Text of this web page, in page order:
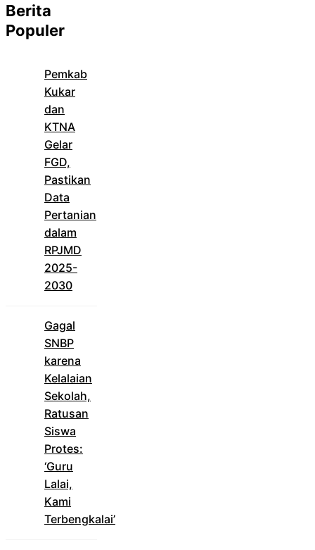
Berita
Populer
Pemkab
Kukar
dan
KTNA
Gelar
FGD,
Pastikan
Data
Pertanian
dalam
RPJMD
2025-
2030
Gagal
SNBP
karena
Kelalaian
Sekolah,
Ratusan
Siswa
Protes:
‘Guru
Lalai,
Kami
Terbengkalai’